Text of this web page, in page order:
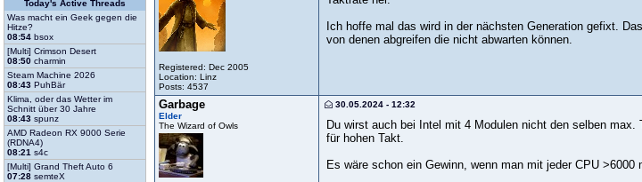
Registered: Dec 2005
Location: Linz
Posts: 4537
Ich hoffe mal das wird in der nächsten Generation gefixt.
von denen abgreifen die nicht abwarten können.
Garbage
Elder
The Wizard of Owls
30.05.2024 - 12:32
Du wirst auch bei Intel mit 4 Modulen nicht den selben
für hohen Takt.
Es wäre schon ein Gewinn, wenn man mit jeder CPU
Today's Active Threads
Was macht ein Geek gegen die
Hitze?
08:54 bsox
[Multi] Crimson Desert
08:50 charmin
Steam Machine 2026
08:43 PuhBär
Klima, oder das Wetter im
Schnitt über 30 Jahre
08:43 spunz
AMD Radeon RX 9000 Serie
(RDNA4)
08:21 s4c
[Multi] Grand Theft Auto 6
07:28 semteX